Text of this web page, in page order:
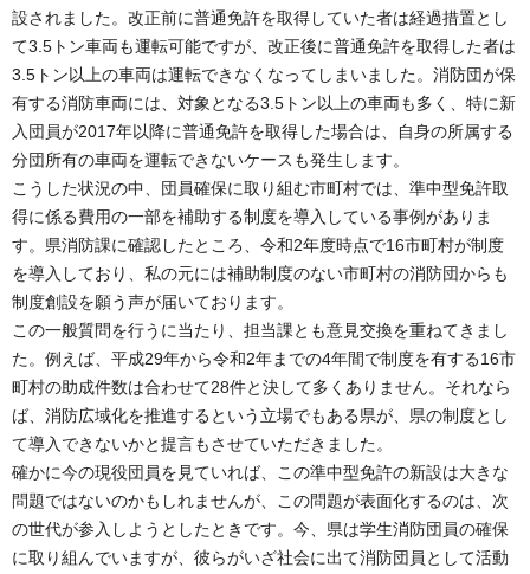
設されました。改正前に普通免許を取得していた者は経過措置とし
て3.5トン車両も運転可能ですが、改正後に普通免許を取得した者は
3.5トン以上の車両は運転できなくなってしまいました。消防団が保
有する消防車両には、対象となる3.5トン以上の車両も多く、特に新
入団員が2017年以降に普通免許を取得した場合は、自身の所属する
分団所有の車両を運転できないケースも発生します。
こうした状況の中、団員確保に取り組む市町村では、準中型免許取
得に係る費用の一部を補助する制度を導入している事例がありま
す。県消防課に確認したところ、令和2年度時点で16市町村が制度
を導入しており、私の元には補助制度のない市町村の消防団からも
制度創設を願う声が届いております。
この一般質問を行うに当たり、担当課とも意見交換を重ねてきまし
た。例えば、平成29年から令和2年までの4年間で制度を有する16市
町村の助成件数は合わせて28件と決して多くありません。それなら
ば、消防広域化を推進するという立場でもある県が、県の制度とし
て導入できないかと提言もさせていただきました。
確かに今の現役団員を見ていれば、この準中型免許の新設は大きな
問題ではないのかもしれませんが、この問題が表面化するのは、次
の世代が参入しようとしたときです。今、県は学生消防団員の確保
に取り組んでいますが、彼らがいざ社会に出て消防団員として活動